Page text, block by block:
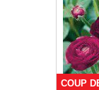
COUP